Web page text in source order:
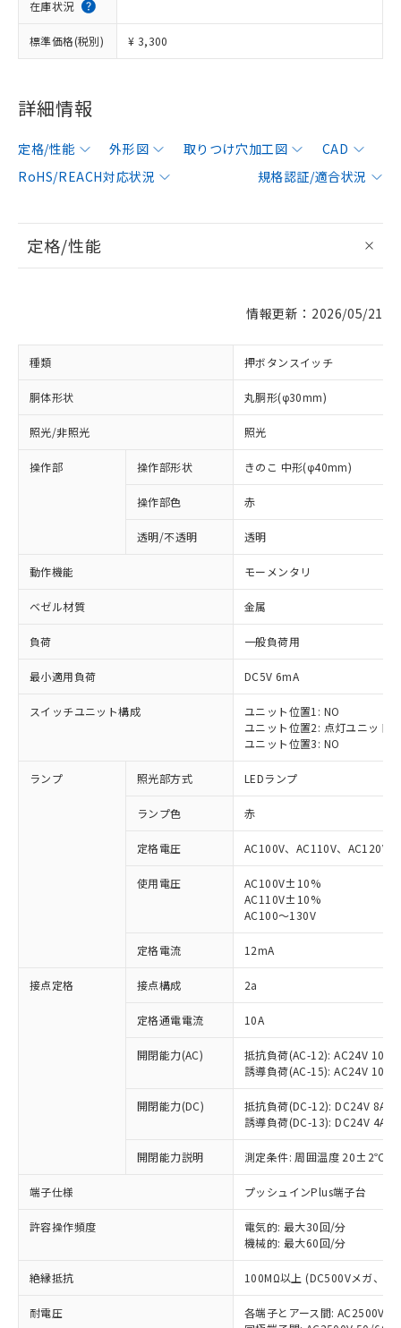
在庫状況
標準価格(税別) ¥ 3,300
詳細情報
定格/性能 外形図 取りつけ穴加工図
CAD
RoHS/REACH対応状況
規格認証/適合状況
定格/性能
情報更新：2026/05/21
種類 押ボタンスイッチ
胴体形状 丸胴形(φ30mm)
照光/非照光 照光
操作部 操作部形状 きのこ 中形(φ40mm)
操作部色 赤
透明/不透明 透明
動作機能 モーメンタリ
ベゼル材質 金属
負荷 一般負荷用
最小適用負荷 DC5V 6mA
スイッチユニット構成
ユニット位置1: NO
ユニット位置2: 点灯ユニット
ユニット位置3: NO
ランプ 照光部方式 LEDランプ
ランプ色 赤
定格電圧 AC100V、AC110V、AC120V
使用電圧
AC100V±10%
AC110V±10%
AC100～130V
定格電流 12mA
接点定格 接点構成 2a
定格通電電流 10A
開閉能力(AC)
抵抗負荷(AC-12): AC24V 10A/
誘導負荷(AC-15): AC24V
開閉能力(DC)
抵抗負荷(DC-12): DC24V 8A/
誘導負荷(DC-13): DC24V 4A/
開閉能力説明 測定条件: 周囲温度 20±2℃、
端子仕様 プッシュインPlus端子台
許容操作頻度
電気的: 最大30回/分
機械的: 最大60回/分
絶縁抵抗 100MΩ以上 (DC500Vメガ、点
耐電圧
各端子とアース間: AC2500V
ご利用条件
以下の条件をお読みいただき、同意のうえ
本サービスは、当社制御機器事業取扱
商品の当社在庫状況および標準価格
(税抜)を提供させていただくもので
当社制御機器事業取扱商品の中には、
本サービスの対象外となる商品もある
ことをご了承ください。
在庫状況および標準価格照会結果は、
記載している更新日時点での社内デー
タに基づき作成されるものであり、閲
準価格とは異なる場合があることをご
対応済み：EU RoHS指令（10物質）の
非含有に対応した製品が提供可能な商品で
対応予定：EU RoHS指令（10物質）の非含
有に対応した製品に切り替える予定のある
対応予定なし：EU RoHS指令（10物質）の
非含有に非対応の商品で、対応品を出す予
調査・確認中：EU RoHS指令（10物質）の
非含有の対応状況を調査中または確認中の
非該当品：ライセンス料など無形物で、有
害物質有無と関係のない商品です。
仕入先様の事情により、非含有部品として
いたものが、含有品と判明した場合などや
むを得ず変更することがあります。
*EU RoHS指令（10物質）：
鉛(Pb) 1000ppm以下、 水銀(Hg) 1000ppm以下、 カド
六価クロム(Cr(Ⅵ)) 1000ppm以下、ポリ臭化ビフェニル
「○」：最大均質材料含有率が中国RoHSの
基準値以下であることを示します。
「×」：最大均質材料含有率が中国RoHSの
基準値を超えていることを示します。
「－」：未確認です。当社販売部門へお問
当社は、これら貴社製品のうち、外国
為替および外国貿易法に定める商品
（以下｢規制貨物等」という）を輸出
または国外への提供する場合は、日本
国政府の輸出許可(または役務取引許
可)を取得するなどの必要な手続きを